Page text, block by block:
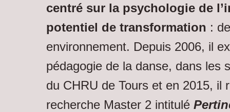
centré sur la psychologie de
potentiel de transformation :
environnement. Depuis 2006, il
pédagogie de la danse, dans les
du CHRU de Tours et en 2015, il
recherche Master 2 intitulé